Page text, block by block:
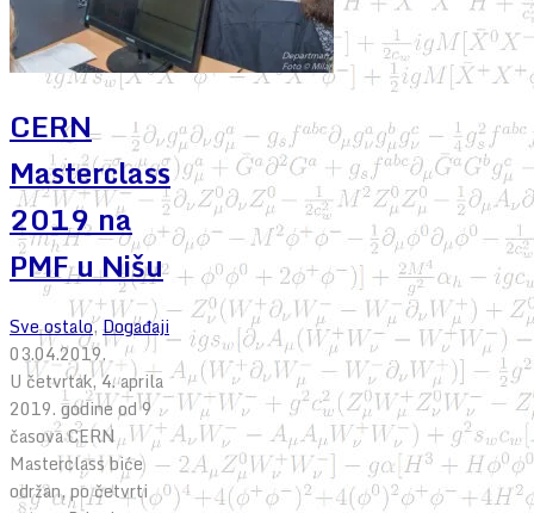
CERN
Masterclass
2019 na
PMF u Nišu
Sve ostalo,Događaji
03.04.2019.
U četvrtak, 4. aprila
2019. godine od 9
časova CERN
Masterclass biće
održan, po četvrti